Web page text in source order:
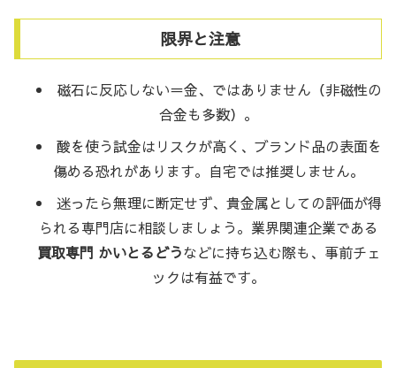
限界と注意
磁石に反応しない＝金、ではありません（非磁性の
合金も多数）。
酸を使う試金はリスクが高く、ブランド品の表面を
傷める恐れがあります。自宅では推奨しません。
迷ったら無理に断定せず、貴金属としての評価が得
られる専門店に相談しましょう。業界関連企業である
買取専門 かいとるどうなどに持ち込む際も、事前チェ
ックは有益です。